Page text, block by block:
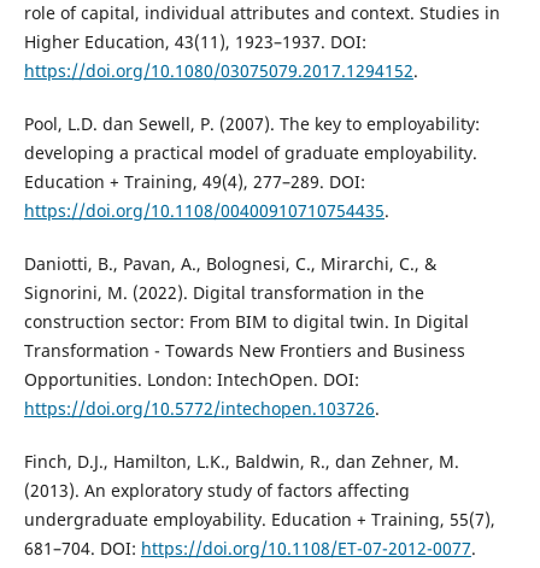
role of capital, individual attributes and context. Studies in
Higher Education, 43(11), 1923–1937. DOI:
https://doi.org/10.1080/03075079.2017.1294152.
Pool, L.D. dan Sewell, P. (2007). The key to employability:
developing a practical model of graduate employability.
Education + Training, 49(4), 277–289. DOI:
https://doi.org/10.1108/00400910710754435.
Daniotti, B., Pavan, A., Bolognesi, C., Mirarchi, C., &
Signorini, M. (2022). Digital transformation in the
construction sector: From BIM to digital twin. In Digital
Transformation - Towards New Frontiers and Business
Opportunities. London: IntechOpen. DOI:
https://doi.org/10.5772/intechopen.103726.
Finch, D.J., Hamilton, L.K., Baldwin, R., dan Zehner, M.
(2013). An exploratory study of factors affecting
undergraduate employability. Education + Training, 55(7),
681–704. DOI: https://doi.org/10.1108/ET-07-2012-0077.